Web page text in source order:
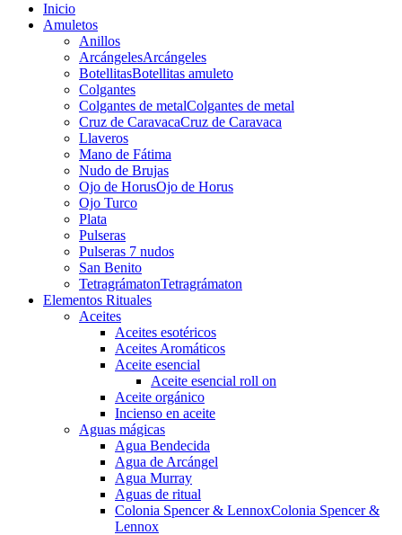
Inicio
Amuletos
Anillos
ArcángelesArcángeles
BotellitasBotellitas amuleto
Colgantes
Colgantes de metalColgantes de metal
Cruz de CaravacaCruz de Caravaca
Llaveros
Mano de Fátima
Nudo de Brujas
Ojo de HorusOjo de Horus
Ojo Turco
Plata
Pulseras
Pulseras 7 nudos
San Benito
TetragrámatonTetragrámaton
Elementos Rituales
Aceites
Aceites esotéricos
Aceites Aromáticos
Aceite esencial
Aceite esencial roll on
Aceite orgánico
Incienso en aceite
Aguas mágicas
Agua Bendecida
Agua de Arcángel
Agua Murray
Aguas de ritual
Colonia Spencer & LennoxColonia Spencer &
Lennox